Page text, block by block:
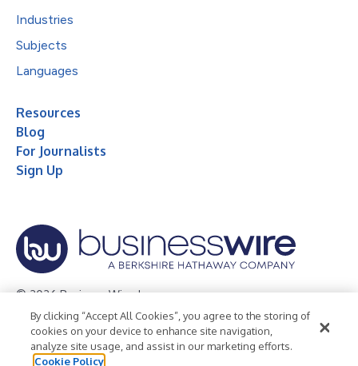
Industries
Subjects
Languages
Resources
Blog
For Journalists
Sign Up
© 2026 Business Wire, Inc.
Privacy Policy Cookie Policy
Accessibility Statement
Terms of Use
Legal
By clicking “Accept All Cookies”, you agree to the storing of
cookies on your device to enhance site navigation,
analyze site usage, and assist in our marketing efforts.
Cookie Policy